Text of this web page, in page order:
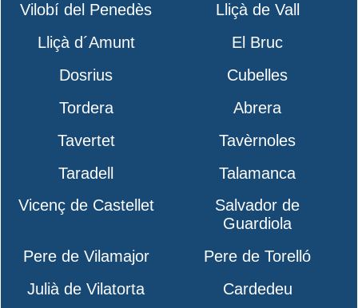
Vilobí del Penedès
Lliçà de Vall
Lliçà d´Amunt
El Bruc
Dosrius
Cubelles
Tordera
Abrera
Tavertet
Tavèrnoles
Taradell
Talamanca
Vicenç de Castellet
Salvador de
Guardiola
Pere de Vilamajor
Pere de Torelló
Julià de Vilatorta
Cardedeu